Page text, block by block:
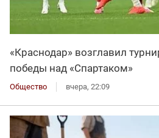
«Краснодар» возглавил
победы над «Спартаком»
Общество вчера, 22:09